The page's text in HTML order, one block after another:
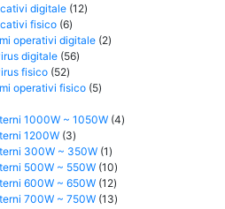
digitale 1212
fisico 66
prodotti
operativi digitale 22
digitale 5656
fisico 5252
prodotti
operativi fisico 55
1000W ~ 1050W 44
1200W 33
prodotti
300W ~ 350W 11
prodotto
500W ~ 550W 1010
prodotti
600W ~ 650W 1212
prodotti
700W ~ 750W 1313